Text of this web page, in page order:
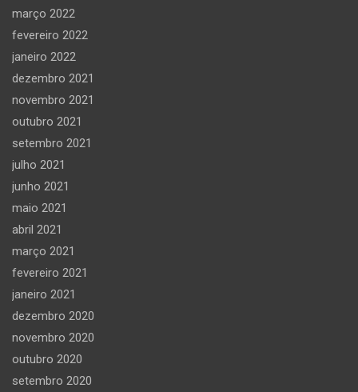
março 2022
fevereiro 2022
janeiro 2022
dezembro 2021
novembro 2021
outubro 2021
setembro 2021
julho 2021
junho 2021
maio 2021
abril 2021
março 2021
fevereiro 2021
janeiro 2021
dezembro 2020
novembro 2020
outubro 2020
setembro 2020